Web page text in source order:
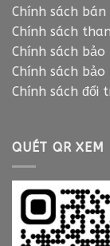
Chính sách
Chính sách
Chính sách
Chính sách
Chính sách đổi
QUÉT QR XEM